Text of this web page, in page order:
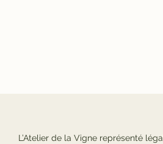
L’Atelier de la Vigne représenté